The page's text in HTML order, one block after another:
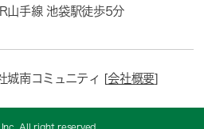
山手線 池袋駅徒歩5分
城南コミュニティ [会社概要]
All right reserved.